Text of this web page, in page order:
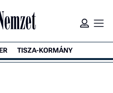
TISZA-KORMÁNY